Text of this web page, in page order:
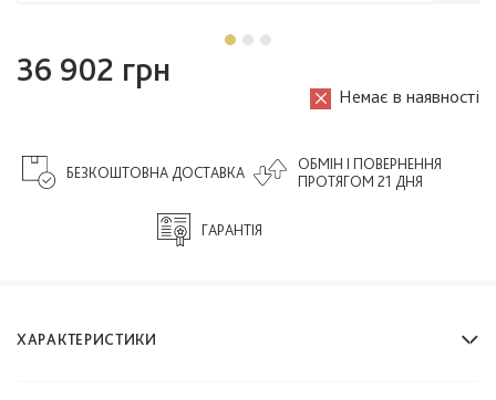
36 902 грн
Немає в наявності
ОБМІН І ПОВЕРНЕННЯ
ПРОТЯГОМ 21 ДНЯ
ГАРАНТІЯ
БЕЗКОШТОВНА ДОСТАВКА
ХАРАКТЕРИСТИКИ